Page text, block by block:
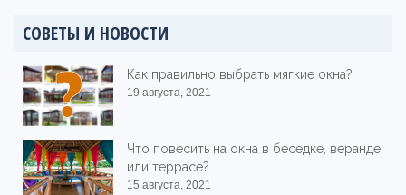
СОВЕТЫ И НОВОСТИ
Как правильно выбрать мягкие окна?
19 августа, 2021
Что повесить на окна в беседке, веранде
или террасе?
15 августа, 2021